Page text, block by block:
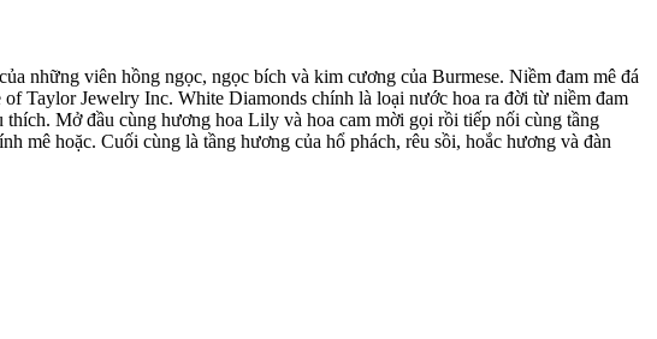
những viên hồng ngọc, ngọc bích và kim cương của Burmese. Niềm đam mê đá
Taylor Jewelry Inc. White Diamonds chính là loại nước hoa ra đời từ niềm đam
Mở đầu cùng hương hoa Lily và hoa cam mời gọi rồi tiếp nối cùng tầng
mê hoặc. Cuối cùng là tầng hương của hổ phách, rêu sồi, hoắc hương và đàn